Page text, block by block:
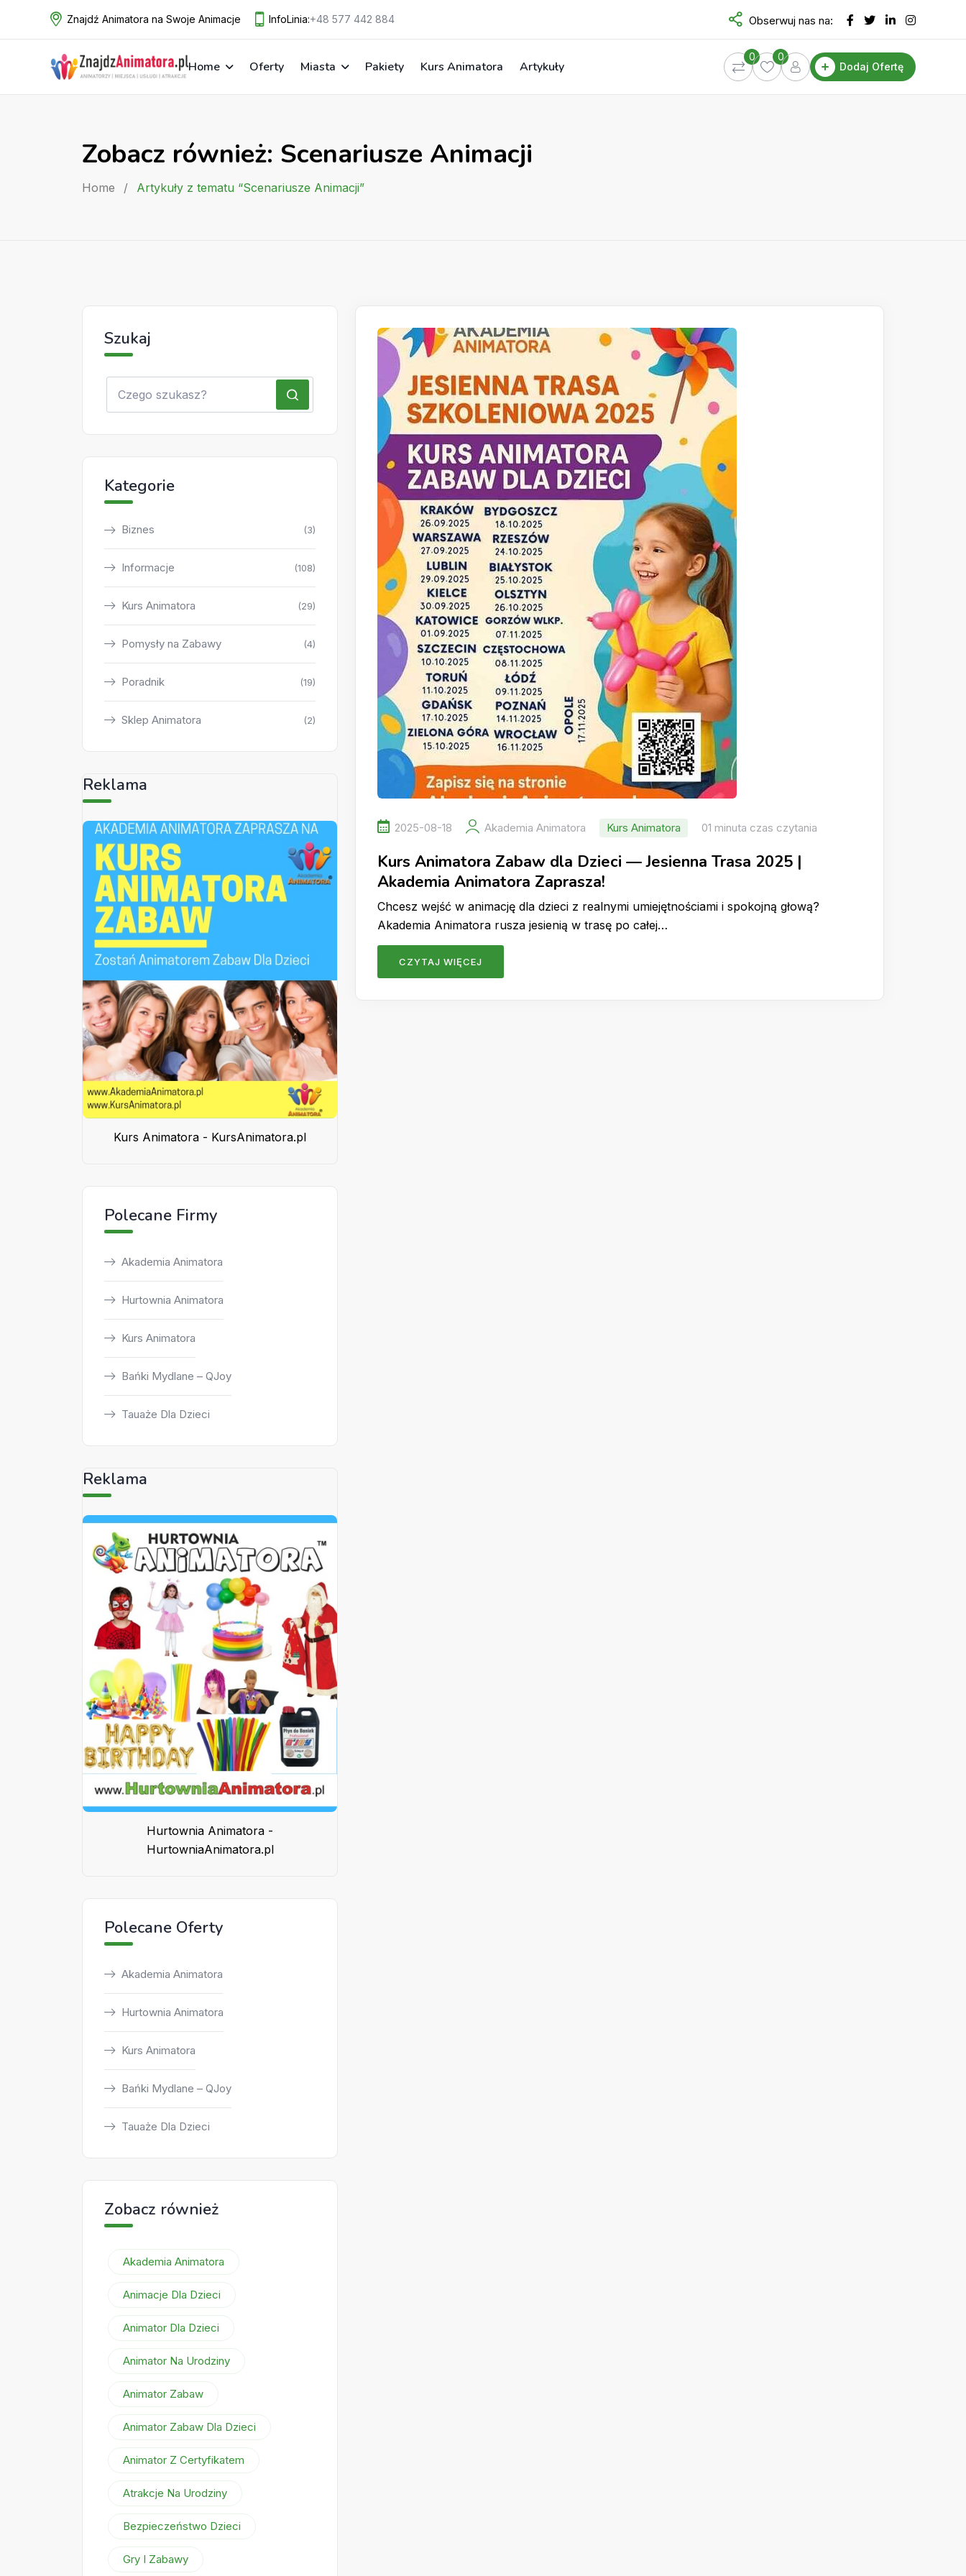
Znajdź Animatora na Swoje Animacje InfoLinia:+48 577 442 884 Obserwuj nas na:
Home Oferty Miasta Pakiety Kurs Animatora Artykuły
0
0
Dodaj Ofertę
Zobacz również: Scenariusze Animacji
Home / Artykuły z tematu “Scenariusze Animacji”
2025-08-18 Akademia Animatora Kurs Animatora 01 minuta czas czytania
Kurs Animatora Zabaw dla Dzieci — Jesienna Trasa 2025 |
Akademia Animatora Zaprasza!
Chcesz wejść w animację dla dzieci z realnymi umiejętnościami i spokojną głową?
Akademia Animatora rusza jesienią w trasę po całej…
CZYTAJ WIĘCEJ
Szukaj
Kategorie
Biznes (3)
Informacje (108)
Kurs Animatora (29)
Pomysły na Zabawy (4)
Poradnik (19)
Sklep Animatora (2)
Reklama
Kurs Animatora - KursAnimatora.pl
Polecane Firmy
Akademia Animatora
Hurtownia Animatora
Kurs Animatora
Bańki Mydlane – QJoy
Tauaże Dla Dzieci
Reklama
Hurtownia Animatora -
HurtowniaAnimatora.pl
Polecane Oferty
Akademia Animatora
Hurtownia Animatora
Kurs Animatora
Bańki Mydlane – QJoy
Tauaże Dla Dzieci
Zobacz również
Akademia Animatora
Animacje Dla Dzieci
Animator Dla Dzieci
Animator Na Urodziny
Animator Zabaw
Animator Zabaw Dla Dzieci
Animator Z Certyfikatem
Atrakcje Na Urodziny
Bezpieczeństwo Dzieci
Gry I Zabawy